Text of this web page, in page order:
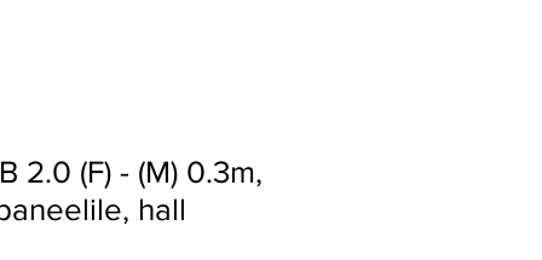
2.0 (F) - (M) 0.3m,
hall